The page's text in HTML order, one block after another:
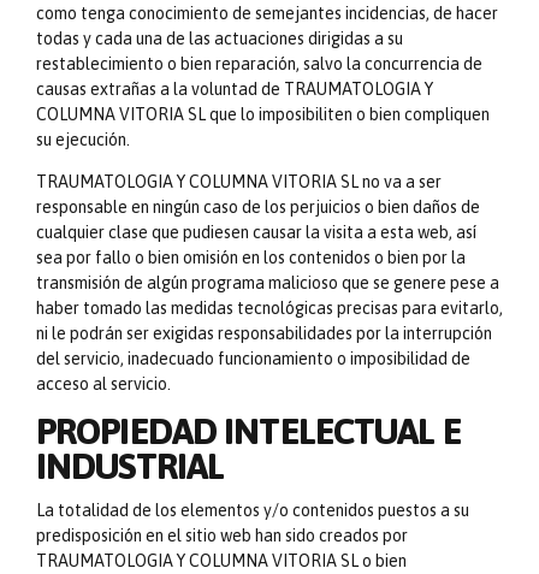
como tenga conocimiento de semejantes incidencias, de hacer
todas y cada una de las actuaciones dirigidas a su
restablecimiento o bien reparación, salvo la concurrencia de
causas extrañas a la voluntad de TRAUMATOLOGIA Y
COLUMNA VITORIA SL que lo imposibiliten o bien compliquen
su ejecución.
TRAUMATOLOGIA Y COLUMNA VITORIA SL no va a ser
responsable en ningún caso de los perjuicios o bien daños de
cualquier clase que pudiesen causar la visita a esta web, así
sea por fallo o bien omisión en los contenidos o bien por la
transmisión de algún programa malicioso que se genere pese a
haber tomado las medidas tecnológicas precisas para evitarlo,
ni le podrán ser exigidas responsabilidades por la interrupción
del servicio, inadecuado funcionamiento o imposibilidad de
acceso al servicio.
PROPIEDAD INTELECTUAL E
INDUSTRIAL
La totalidad de los elementos y/o contenidos puestos a su
predisposición en el sitio web han sido creados por
TRAUMATOLOGIA Y COLUMNA VITORIA SL o bien